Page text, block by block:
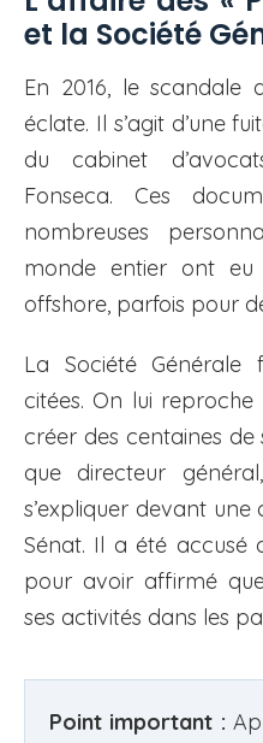
et la Société
En 2016, le scandale
éclate. Il s’agit d’une
du cabinet
Fonseca. Ces
nombreuses
monde entier ont eu
offshore, parfois pour
La Société
citées. On lui reproche
créer des centaines
que directeur
s’expliquer devant une
Sénat. Il a été accusé
pour avoir affirmé
ses activités dans les
Point important :